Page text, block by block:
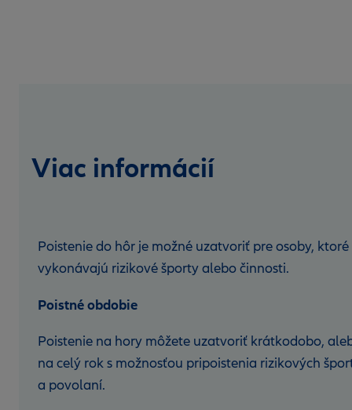
Viac informácií
Poistenie do hôr je možné uzatvoriť pre osoby, ktoré
vykonávajú rizikové športy alebo činnosti.
Poistné obdobie
Poistenie na hory môžete uzatvoriť krátkodobo,
na celý rok s možnosťou pripoistenia rizikových
a povolaní.